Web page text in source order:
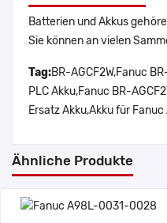
Batterien und Akkus
Sie können an vielen
Tag:BR-AGCF2W,Fanuc
PLC Akku,Fanuc BR-
Ersatz Akku,Akku für
Ähnliche Produkte